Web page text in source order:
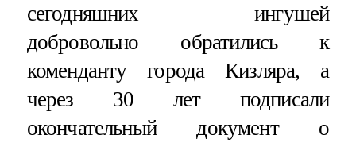
сегодняшних ингушей
добровольно обратились к
коменданту города Кизляра, а
через 30 лет подписали
окончательный документ о